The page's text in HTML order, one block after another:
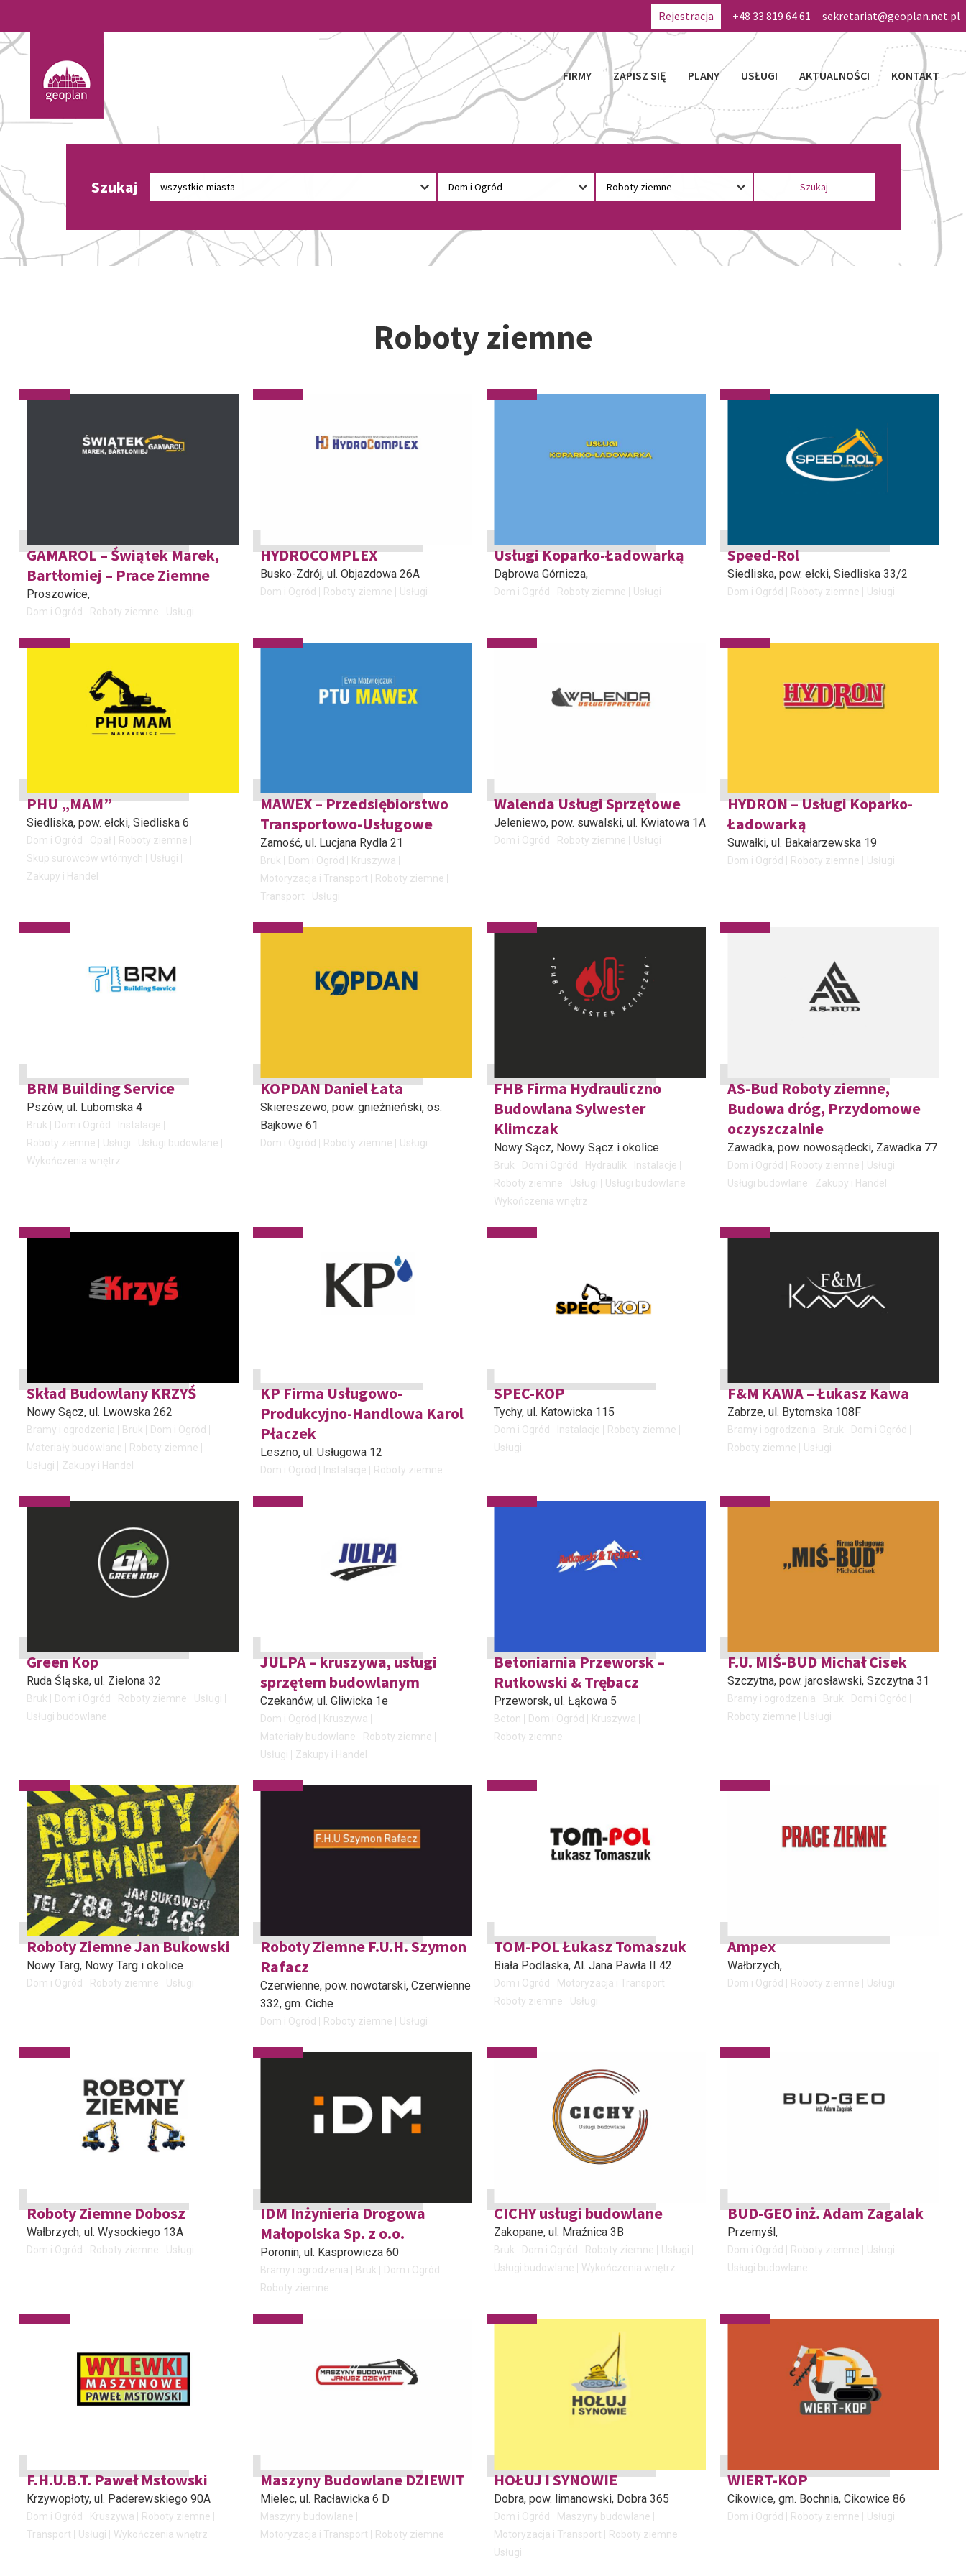
Rejestracja +48 33 819 64 61 sekretariat@geoplan.net.pl
FIRMY ZAPISZ SIĘ PLANY USŁUGI AKTUALNOŚCI KONTAKT
Szukaj
Roboty ziemne
GAMAROL – Świątek Marek,
Bartłomiej – Prace Ziemne
Proszowice,
Dom i Ogród Roboty ziemne Usługi
HYDROCOMPLEX
Busko-Zdrój, ul. Objazdowa 26A
Dom i Ogród Roboty ziemne Usługi
Usługi Koparko-Ładowarką
Dąbrowa Górnicza,
Dom i Ogród Roboty ziemne Usługi
Speed-Rol
Siedliska, pow. ełcki, Siedliska 33/2
Dom i Ogród Roboty ziemne Usługi
PHU „MAM”
Siedliska, pow. ełcki, Siedliska 6
Dom i Ogród Opał
Roboty ziemne
Skup surowców wtórnych
Usługi
Zakupy i Handel
MAWEX – Przedsiębiorstwo
Transportowo-Usługowe
Zamość, ul. Lucjana Rydla 21
Bruk Dom i Ogród
Kruszywa
Motoryzacja i Transport
Roboty ziemne
Transport
Usługi
Walenda Usługi Sprzętowe
Jeleniewo, pow. suwalski, ul. Kwiatowa 1A
Dom i Ogród Roboty ziemne Usługi
HYDRON – Usługi Koparko-
Ładowarką
Suwałki, ul. Bakałarzewska 19
Dom i Ogród Roboty ziemne Usługi
BRM Building Service
Pszów, ul. Lubomska 4
Bruk Dom i Ogród
Instalacje
Roboty ziemne
Usługi
Usługi budowlane
Wykończenia wnętrz
KOPDAN Daniel Łata
Skiereszewo, pow. gnieźnieński, os.
Bajkowe 61
Dom i Ogród Roboty ziemne Usługi
FHB Firma Hydrauliczno
Budowlana Sylwester
Klimczak
Nowy Sącz, Nowy Sącz i okolice
Bruk Dom i Ogród Hydraulik
Instalacje
Roboty ziemne
Usługi
Usługi budowlane
Wykończenia wnętrz
AS-Bud Roboty ziemne,
Budowa dróg, Przydomowe
oczyszczalnie
Zawadka, pow. nowosądecki, Zawadka 77
Dom i Ogród Roboty ziemne
Usługi
Usługi budowlane
Zakupy i Handel
Skład Budowlany KRZYŚ
Nowy Sącz, ul. Lwowska 262
Bramy i ogrodzenia Bruk
Dom i Ogród
Materiały budowlane
Roboty ziemne
Usługi
Zakupy i Handel
KP Firma Usługowo-
Produkcyjno-Handlowa Karol
Płaczek
Leszno, ul. Usługowa 12
Dom i Ogród Instalacje Roboty ziemne
SPEC-KOP
Tychy, ul. Katowicka 115
Dom i Ogród Instalacje
Roboty ziemne
Usługi
F&M KAWA – Łukasz Kawa
Zabrze, ul. Bytomska 108F
Bramy i ogrodzenia Bruk
Dom i Ogród
Roboty ziemne
Usługi
Green Kop
Ruda Śląska, ul. Zielona 32
Bruk Dom i Ogród Roboty ziemne
Usługi
Usługi budowlane
JULPA – kruszywa, usługi
sprzętem budowlanym
Czekanów, ul. Gliwicka 1e
Dom i Ogród
Kruszywa
Materiały budowlane
Roboty ziemne
Usługi
Zakupy i Handel
Betoniarnia Przeworsk –
Rutkowski & Trębacz
Przeworsk, ul. Łąkowa 5
Beton Dom i Ogród
Kruszywa
Roboty ziemne
F.U. MIŚ-BUD Michał Cisek
Szczytna, pow. jarosławski, Szczytna 31
Bramy i ogrodzenia Bruk
Dom i Ogród
Roboty ziemne
Usługi
Roboty Ziemne Jan Bukowski
Nowy Targ, Nowy Targ i okolice
Dom i Ogród Roboty ziemne Usługi
Roboty Ziemne F.U.H. Szymon
Rafacz
Czerwienne, pow. nowotarski, Czerwienne
332, gm. Ciche
Dom i Ogród Roboty ziemne Usługi
TOM-POL Łukasz Tomaszuk
Biała Podlaska, Al. Jana Pawła II 42
Dom i Ogród
Motoryzacja i Transport
Roboty ziemne
Usługi
Ampex
Wałbrzych,
Dom i Ogród Roboty ziemne Usługi
Roboty Ziemne Dobosz
Wałbrzych, ul. Wysockiego 13A
Dom i Ogród Roboty ziemne Usługi
IDM Inżynieria Drogowa
Małopolska Sp. z o.o.
Poronin, ul. Kasprowicza 60
Bramy i ogrodzenia Bruk
Dom i Ogród
Roboty ziemne
CICHY usługi budowlane
Zakopane, ul. Mraźnica 3B
Bruk Dom i Ogród Roboty ziemne
Usługi
Usługi budowlane
Wykończenia wnętrz
BUD-GEO inż. Adam Zagalak
Przemyśl,
Dom i Ogród Roboty ziemne
Usługi
Usługi budowlane
F.H.U.B.T. Paweł Mstowski
Krzywopłoty, ul. Paderewskiego 90A
Dom i Ogród Kruszywa
Roboty ziemne
Transport
Usługi Wykończenia wnętrz
Maszyny Budowlane DZIEWIT
Mielec, ul. Racławicka 6 D
Maszyny budowlane
Motoryzacja i Transport
Roboty ziemne
HOŁUJ I SYNOWIE
Dobra, pow. limanowski, Dobra 365
Dom i Ogród
Maszyny budowlane
Motoryzacja i Transport
Roboty ziemne
Usługi
WIERT-KOP
Cikowice, gm. Bochnia, Cikowice 86
Dom i Ogród Roboty ziemne Usługi